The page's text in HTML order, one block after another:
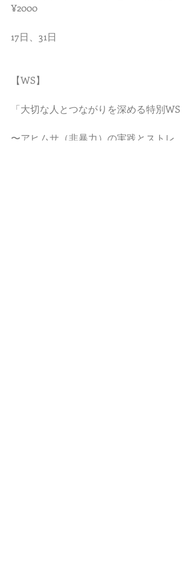
¥2000
17日、31日
【WS】
「大切な人とつながりを深める特別WS
〜アヒムサ（非暴力）の実践とストレ